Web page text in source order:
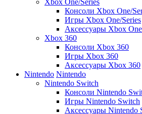
Xbox One/Series
Консоли Xbox One/
Игры Xbox One/Series
Аксессуары Xbox
Xbox 360
Консоли Xbox 360
Игры Xbox 360
Аксессуары Xbox 360
Nintendo Nintendo
Nintendo Switch
Консоли Nintendo
Игры Nintendo Switch
Аксессуары Nintendo